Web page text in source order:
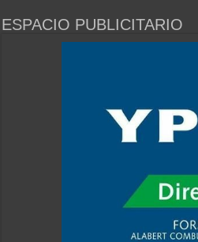
ESPACIO PUBLICITARIO